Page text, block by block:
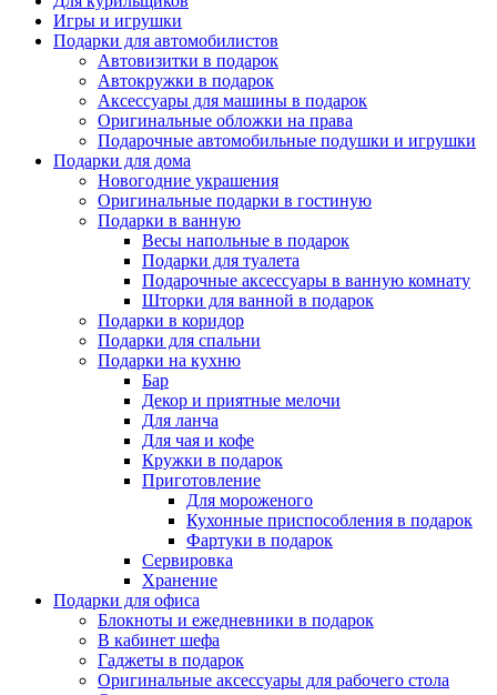
Игры и игрушки
Подарки для автомобилистов
Автовизитки в подарок
Автокружки в подарок
Аксессуары для машины в подарок
Оригинальные обложки на права
Подарочные автомобильные подушки и игрушки
Подарки для дома
Новогодние украшения
Оригинальные подарки в гостиную
Подарки в ванную
Весы напольные в подарок
Подарки для туалета
Подарочные аксессуары в ванную комнату
Шторки для ванной в подарок
Подарки в коридор
Подарки для спальни
Подарки на кухню
Бар
Декор и приятные мелочи
Для ланча
Для чая и кофе
Кружки в подарок
Приготовление
Для мороженого
Кухонные приспособления в подарок
Фартуки в подарок
Сервировка
Хранение
Подарки для офиса
Блокноты и ежедневники в подарок
В кабинет шефа
Гаджеты в подарок
Оригинальные аксессуары для рабочего стола